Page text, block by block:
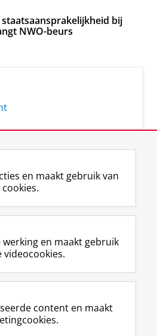
bij
NWO-beurs
F
a
e
b
o
p
a
L
i
k
e
I
-
p
R
S
-
f
e
R
I
n
t
r
m
Y
o
T
e
k
en maakt gebruik van
en maakt gebruik
content en maakt